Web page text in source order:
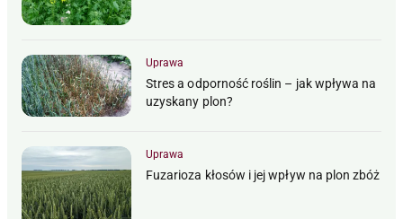
Uprawa
Stres a odporność roślin – jak wpływa na
uzyskany plon?
Uprawa
Fuzarioza kłosów i jej wpływ na plon zbóż